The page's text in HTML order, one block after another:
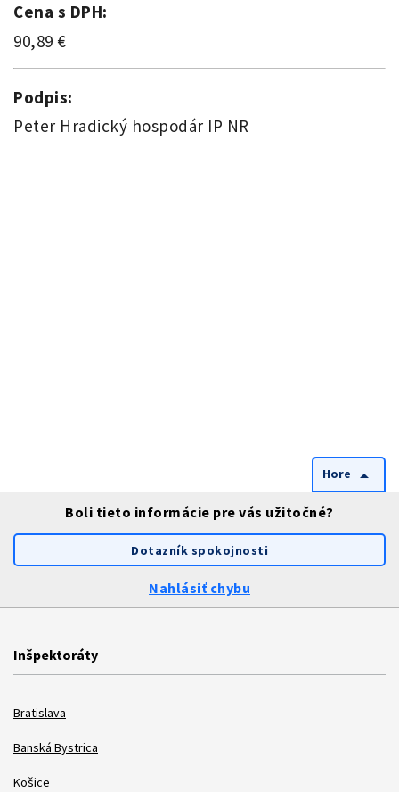
Cena s DPH:
90,89 €
Podpis:
Peter Hradický hospodár IP NR
Hore arrow_drop_up
Boli tieto informácie pre vás užitočné?
Dotazník spokojnosti
Nahlásiť chybu
Inšpektoráty
Bratislava
Banská Bystrica
Košice